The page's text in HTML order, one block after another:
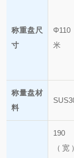
称重盘尺
寸
米
称量盘材
料
190
（宽